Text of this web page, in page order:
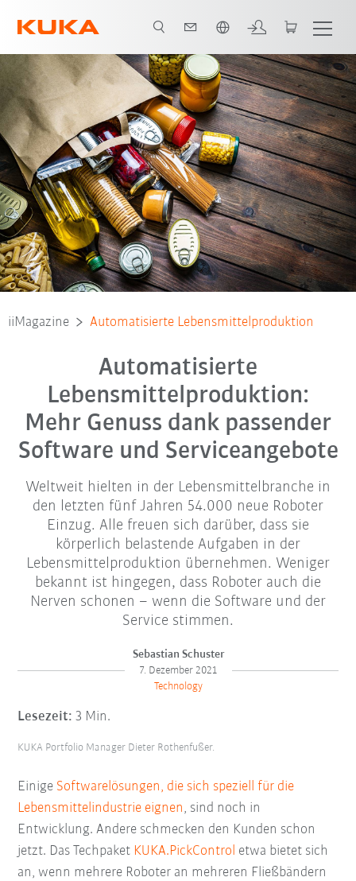
iiMagazine Automatisierte Lebensmittelproduktion
Automatisierte
Lebensmittelproduktion:
Mehr Genuss dank passender
Software und Serviceangebote
Weltweit hielten in der Lebensmittelbranche in
den letzten fünf Jahren 54.000 neue Roboter
Einzug. Alle freuen sich darüber, dass sie
körperlich belastende Aufgaben in der
Lebensmittelproduktion übernehmen. Weniger
bekannt ist hingegen, dass Roboter auch die
Nerven schonen – wenn die Software und der
Service stimmen.
Sebastian Schuster
7. Dezember 2021
Technology
Lesezeit: 3 Min.
Einige Softwarelösungen, die sich speziell für die
Lebensmittelindustrie eignen, sind noch in
Entwicklung. Andere schmecken den Kunden schon
jetzt. Das Techpaket KUKA.PickControl etwa bietet sich
an, wenn mehrere Roboter an mehreren Fließbändern
KUKA Portfolio Manager Dieter Rothenfußer.